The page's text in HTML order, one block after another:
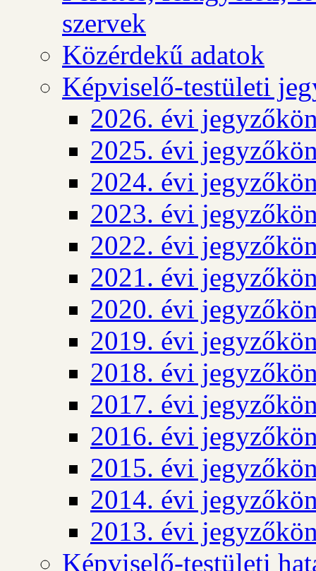
szervek
Közérdekű adatok
Képviselő-testületi
2026. évi
2025. évi
2024. évi
2023. évi
2022. évi
2021. évi
2020. évi
2019. évi
2018. évi
2017. évi
2016. évi
2015. évi
2014. évi
2013. évi
Képviselő-testületi